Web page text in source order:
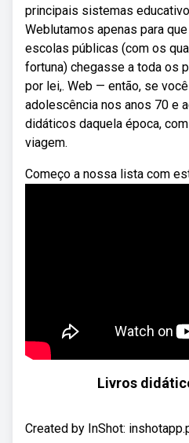
principais sistemas
Weblutamos apenas para
escolas públicas (com os
fortuna) chegasse a toda os
por lei,. Web — então, se
adolescência nos anos 70 e
didáticos daquela época,
viagem.
Começo a nossa lista com
Livros
Created by InShot: